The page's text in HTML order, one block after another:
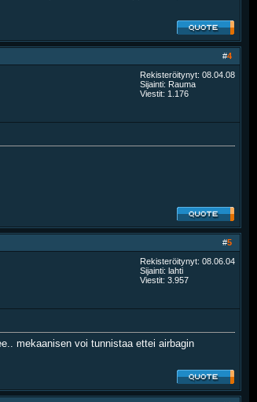
#4
Rekisteröitynyt: 08.04.08
Sijainti: Rauma
Viestit: 1.176
#5
Rekisteröitynyt: 08.06.04
Sijainti: lahti
Viestit: 3.957
mekaanisen voi tunnistaa ettei airbagin